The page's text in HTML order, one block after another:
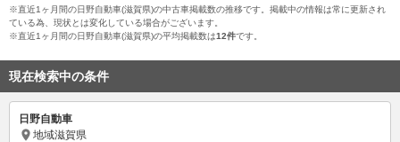
※直近1ヶ月間の日野自動車(滋賀県)の中古車掲載数の推移です。掲載中の情報は常に更新され
ている為、現状とは変化している場合がございます。
※直近1ヶ月間の日野自動車(滋賀県)の平均掲載数は12件です。
現在検索中の条件
日野自動車
地域滋賀県